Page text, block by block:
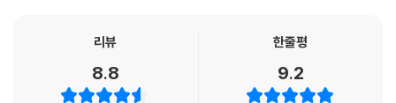
리뷰
8.8
한줄평
9.2